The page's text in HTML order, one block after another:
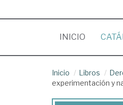
INICIO
Inicio Libros
experimentación y